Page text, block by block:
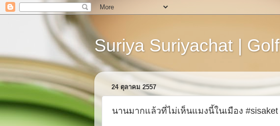
Suriya Suriyachat | Golf
24 ตุลาคม 2557
นานมากแล้วที่ไม่เห็นแมงนี้ในเมือง #sisaket